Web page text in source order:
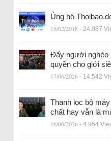
Ủng hộ
15/02/2018 - 24.087
Đẩy người nghèo
quyền cho giới
17/06/2026 - 14.542
Thanh lọc bộ
chất hay vẫn là
16/06/2026 - 4.954